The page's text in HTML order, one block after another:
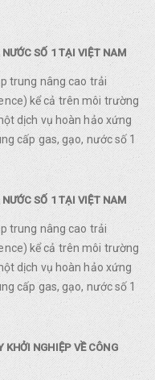
SỐ 1 TẠI VIỆT NAM
trung nâng cao trải
kể cả trên môi trường
dịch vụ hoàn hảo xứng
cấp gas, gạo, nước số 1
SỐ 1 TẠI VIỆT NAM
trung nâng cao trải
kể cả trên môi trường
dịch vụ hoàn hảo xứng
cấp gas, gạo, nước số 1
KHỞI NGHIỆP VỀ CÔNG